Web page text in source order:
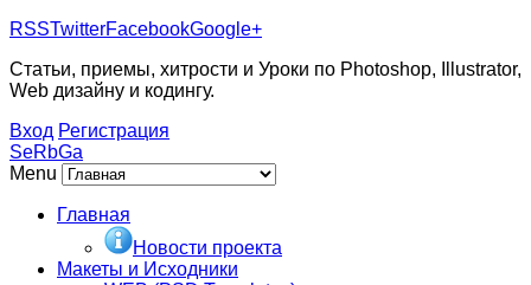
RSSTwitterFacebookGoogle+
Статьи, приемы, хитрости и Уроки по Photoshop, Illustrator,
Web дизайну и кодингу.
Вход Регистрация
SeRbGa
Menu
Главная
Новости проекта
Макеты и Исходники